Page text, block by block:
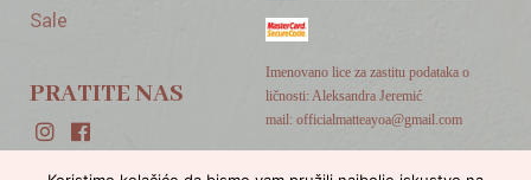
Sale
PRATITE NAS
Imenovano lice za zastitu podataka o
ličnosti: Aleksandra Jeremić
mail: officialmatteayoa@gmail.com